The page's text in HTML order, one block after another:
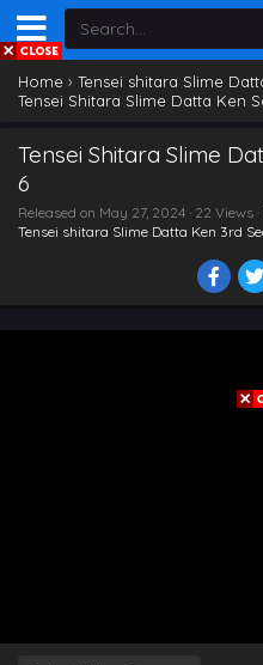
Home › Tensei shitara Slime
Tensei Shitara Slime Datta Ken
Tensei Shitara Slime
6
Released on May 27, 2024 · 22 Views
Tensei shitara Slime Datta Ken 3rd